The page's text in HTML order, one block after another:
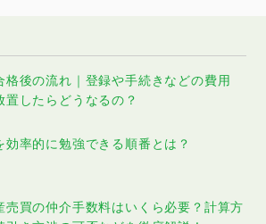
格後の流れ｜登録や手続きなどの費用
置したらどうなるの？
効率的に勉強できる順番とは？
売買の仲介手数料はいくら必要？計算方